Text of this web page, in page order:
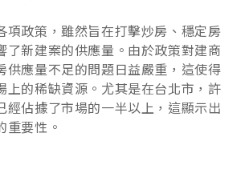
項政策，雖然旨在打擊炒房、穩定房
了新建案的供應量。由於政策對建商
供應量不足的問題日益嚴重，這使得
上的稀缺資源。尤其是在台北市，許
經佔據了市場的一半以上，這顯示出
重要性。